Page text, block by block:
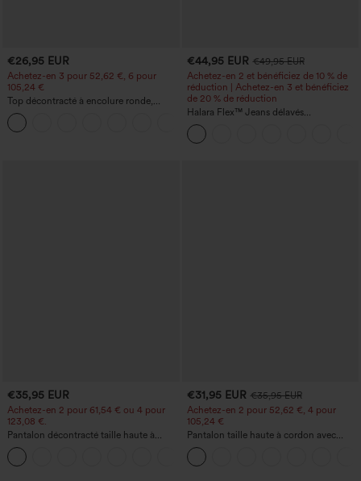
€26,95 EUR
Achetez-en 3 pour 52,62 €, 6 pour
105,24 €
Top décontracté à encolure ronde,
manches chauve-souris et coupe ample
€44,95 EUR €49,95 EUR
Achetez-en 2 et bénéficiez de 10 % de
réduction | Achetez-en 3 et bénéficiez
de 20 % de réduction
Halara Flex™ Jeans délavés
décontractés, coupe baggy à jambe
large, taille basse asymétrique, poches
zippées
€35,95 EUR
Achetez-en 2 pour 61,54 € ou 4 pour
123,08 €.
Pantalon décontracté taille haute à
jambe droite, effet lin, avec poches
€31,95 EUR €35,95 EUR
Achetez-en 2 pour 52,62 €, 4 pour
105,24 €
Pantalon taille haute à cordon avec
poches, jambe large et coupe ample,
style décontracté, effet lin